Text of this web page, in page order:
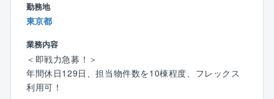
もありますが、平日に振替休日を取得して頂きます。
またコールセンターが1次対応を行っているため、休日
対応が発生しにくい環境となっています。
※平均残業時間20時間～30時間
※休日出勤は基本少なめですが、対応いただいた場合は
振替休日を取得いただきます。
勤務地
東京都
業務内容
＜即戦力急募！＞
年間休日129日、担当物件数を10棟程度、フレックス
利用可！